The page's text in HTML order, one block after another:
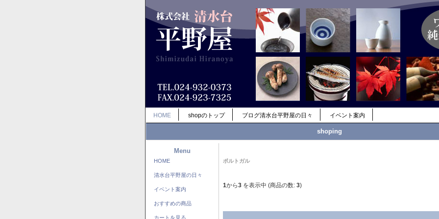
HOME shopのトップ ブログ清水台平野屋の日々 イベント案内
shoping
Menu
HOME
清水台平野屋の日々
イベント案内
おすすめの商品
カートを見る
ポルトガル
1から3 を表示中 (商品の数: 3)